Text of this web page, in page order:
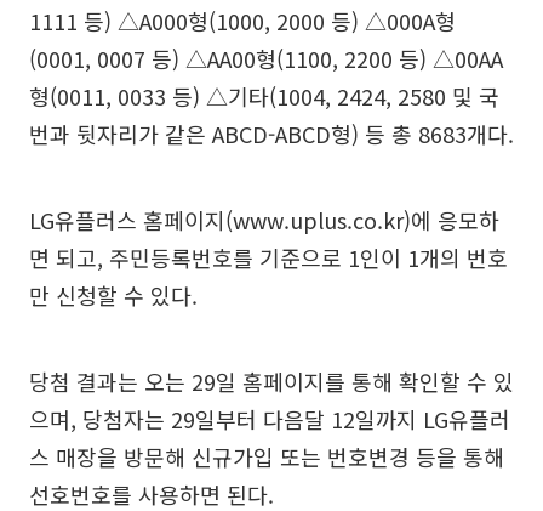
1111 등) △A000형(1000, 2000 등) △000A형
(0001, 0007 등) △AA00형(1100, 2200 등) △00AA
형(0011, 0033 등) △기타(1004, 2424, 2580 및 국
번과 뒷자리가 같은 ABCD-ABCD형) 등 총 8683개다.
LG유플러스 홈페이지(www.uplus.co.kr)에 응모하
면 되고, 주민등록번호를 기준으로 1인이 1개의 번호
만 신청할 수 있다.
당첨 결과는 오는 29일 홈페이지를 통해 확인할 수 있
으며, 당첨자는 29일부터 다음달 12일까지 LG유플러
스 매장을 방문해 신규가입 또는 번호변경 등을 통해
선호번호를 사용하면 된다.